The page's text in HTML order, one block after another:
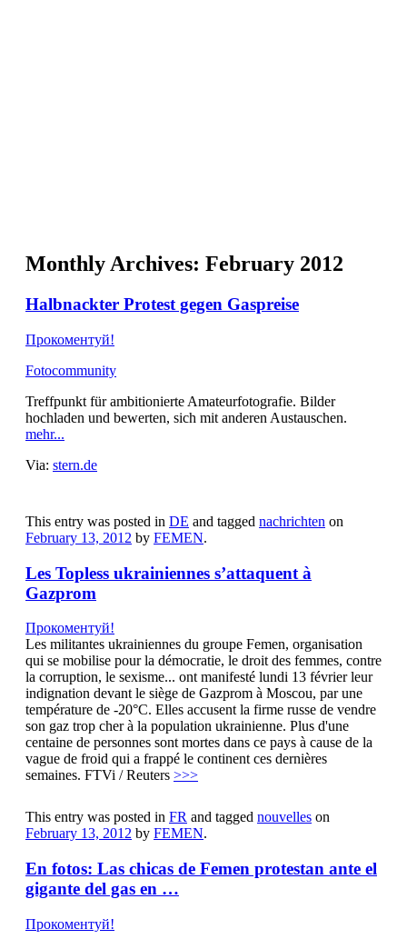
Monthly Archives: February 2012
Halbnackter Protest gegen Gaspreise
Прокоментуй!
Fotocommunity
Treffpunkt für ambitionierte Amateurfotografie. Bilder
hochladen und bewerten, sich mit anderen Austauschen.
mehr...
Via: stern.de
This entry was posted in DE and tagged nachrichten on
February 13, 2012 by FEMEN.
Les Topless ukrainiennes s’attaquent à
Gazprom
Прокоментуй!
Les militantes ukrainiennes du groupe Femen, organisation
qui se mobilise pour la démocratie, le droit des femmes, contre
la corruption, le sexisme... ont manifesté lundi 13 février leur
indignation devant le siège de Gazprom à Moscou, par une
température de -20°C. Elles accusent la firme russe de vendre
son gaz trop cher à la population ukrainienne. Plus d'une
centaine de personnes sont mortes dans ce pays à cause de la
vague de froid qui a frappé le continent ces dernières
semaines. FTVi / Reuters >>>
This entry was posted in FR and tagged nouvelles on
February 13, 2012 by FEMEN.
En fotos: Las chicas de Femen protestan ante el
gigante del gas en …
Прокоментуй!